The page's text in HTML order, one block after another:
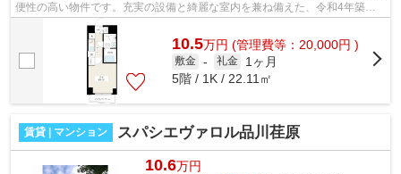
便性の高い物件です。充実の設備と綺麗な室内を兼ね備えた、令和4年築の
物件です。防犯対策もバッチリなマンシ...
10.5万円 (管理費等：20,000円 )
敷金 - 礼金
1ヶ月
5階 / 1K / 22.11㎡
賃貸 | マンション スパシエヴァロル品川荏原
10.6万円